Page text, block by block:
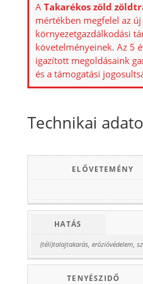
A Takarékos zöld
mértékben megfelel az
környezetgazdálkodási
követelményeinek. Az 5
igazított megoldásaink
és a támogatási
Technikai
ELŐVETEMÉNY
HATÁS
(téli)talajtakarás, erózióvédelem,
TENYÉSZIDŐ